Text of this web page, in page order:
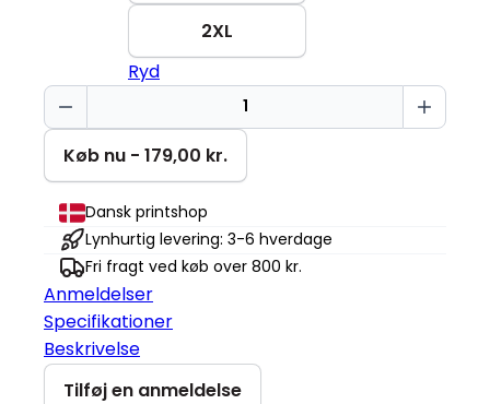
2XL
Ryd
Ikke
en
"people
person"
Stella
Muser
antal
Køb nu - 179,00 kr.
Dansk printshop
Lynhurtig levering: 3-6 hverdage
Fri fragt ved køb over 800 kr.
Anmeldelser
Specifikationer
Beskrivelse
Tilføj en anmeldelse